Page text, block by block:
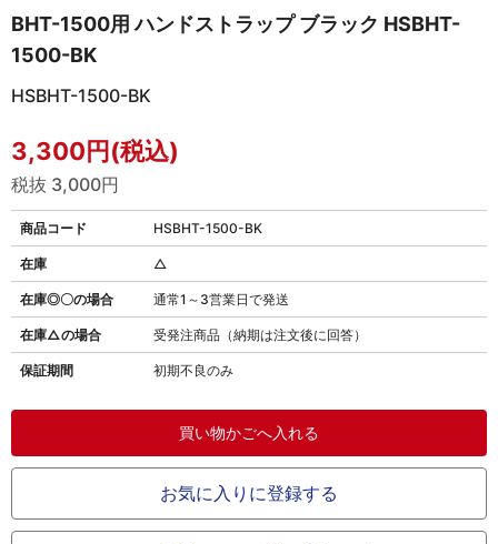
BHT-1500用 ハンドストラップ ブラック HSBHT-
1500-BK
HSBHT-1500-BK
3,300円(税込)
税抜 3,000円
商品コード HSBHT-1500-BK
在庫◎〇の場合 通常1～3営業日で発送
在庫△の場合 受発注商品（納期は注文後に回答）
保証期間 初期不良のみ
在庫 △
お気に入りに登録する